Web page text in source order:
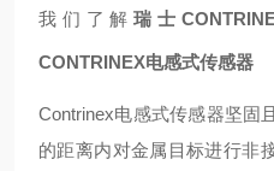
我们了解瑞士
CONTRINEX电感式传感器
Contrinex电感式传感器坚固
的距离内对金属目标进行非